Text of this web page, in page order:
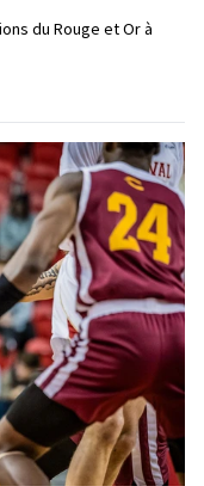
du Rouge et Or à